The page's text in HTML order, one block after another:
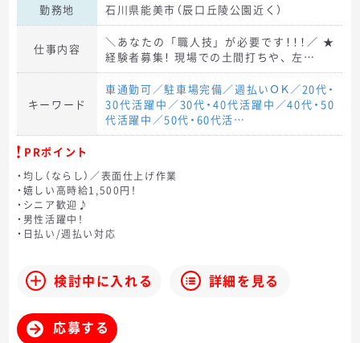
勤務地 石川県能美市（辰口丘陵公園近く）
仕事内容
＼あなたの「職人技」が必要です！！！／ ★
経験者募集！ 現場での土間打ちや、左…
キーワード
車通勤可／駐車場完備／週払いＯＫ／20代・
30代活躍中／30代・40代活躍中／40代・50
代活躍中／50代・60代活…
PRポイント
・均し（ならし）／表面仕上げ作業
・嬉しい高時給1,500円！
・シニア歓迎♪
・男性活躍中！
・日払い/週払い対応
検討中に入れる 詳細を見る
応募する